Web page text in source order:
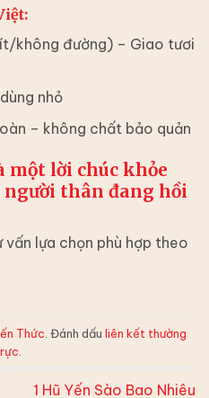
không đường)– Giao tươi
nhỏ
– không chất bảo quản
một lời chúc khỏe
người thân đang hồi
lựa chọn phù hợp theo
Thức . Đánh dấu liên kết thường
1 Hũ Yến Sào Bao Nhiêu